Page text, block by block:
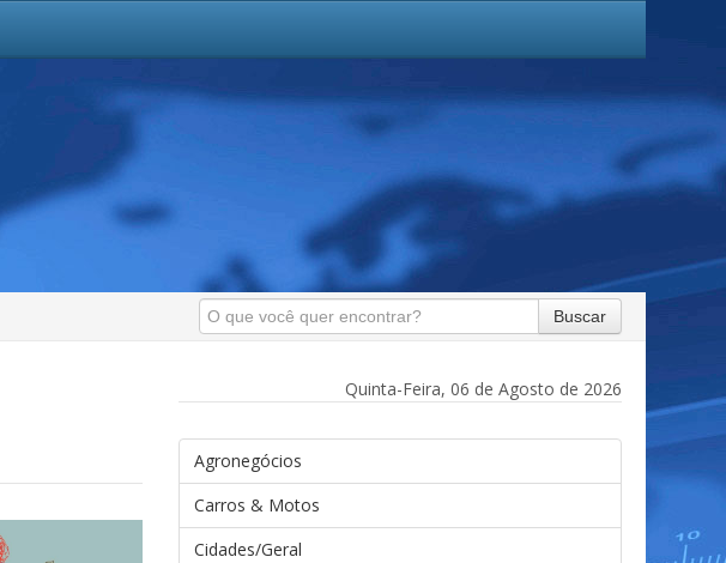
Buscar
Quinta-Feira, 06 de Agosto de 2026
Agronegócios
Carros & Motos
Cidades/Geral